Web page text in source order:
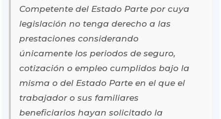
Competente del Estado Parte por cuya
legislación no tenga derecho a las
prestaciones considerando
únicamente los periodos de seguro,
cotización o empleo cumplidos bajo la
misma o del Estado Parte en el que el
trabajador o sus familiares
beneficiarios hayan solicitado la